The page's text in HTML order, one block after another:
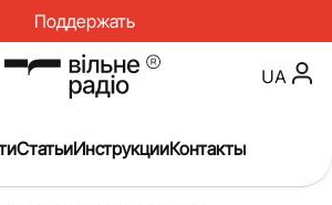
Поддержать
UA
СтатьиИнструкцииКонтакты